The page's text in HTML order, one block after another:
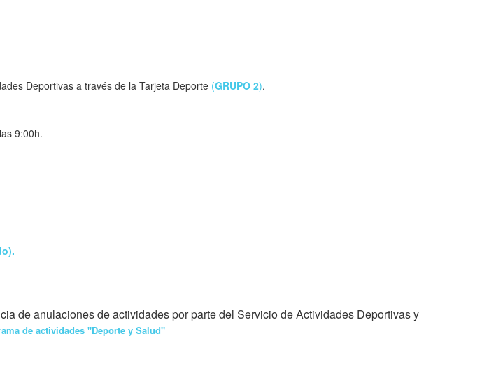
Deportivas a través de la Tarjeta Deporte (GRUPO 2).
9:00h.
de anulaciones de actividades por parte del Servicio de Actividades Deportivas y
de actividades "Deporte y Salud"